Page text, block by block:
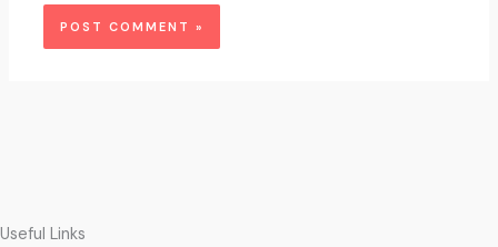
Useful Links